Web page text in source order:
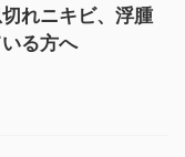
れニキビ、浮腫
る方へ